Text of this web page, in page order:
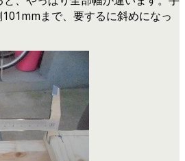
まで、要するに斜めになっ